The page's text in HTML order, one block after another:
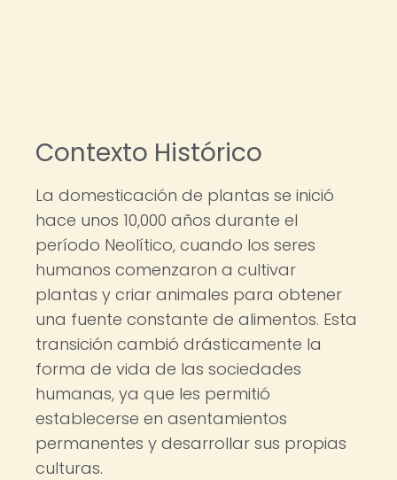
Contexto Histórico
La domesticación de plantas se inició
hace unos 10,000 años durante el
período Neolítico, cuando los seres
humanos comenzaron a cultivar
plantas y criar animales para obtener
una fuente constante de alimentos. Esta
transición cambió drásticamente la
forma de vida de las sociedades
humanas, ya que les permitió
establecerse en asentamientos
permanentes y desarrollar sus propias
culturas.